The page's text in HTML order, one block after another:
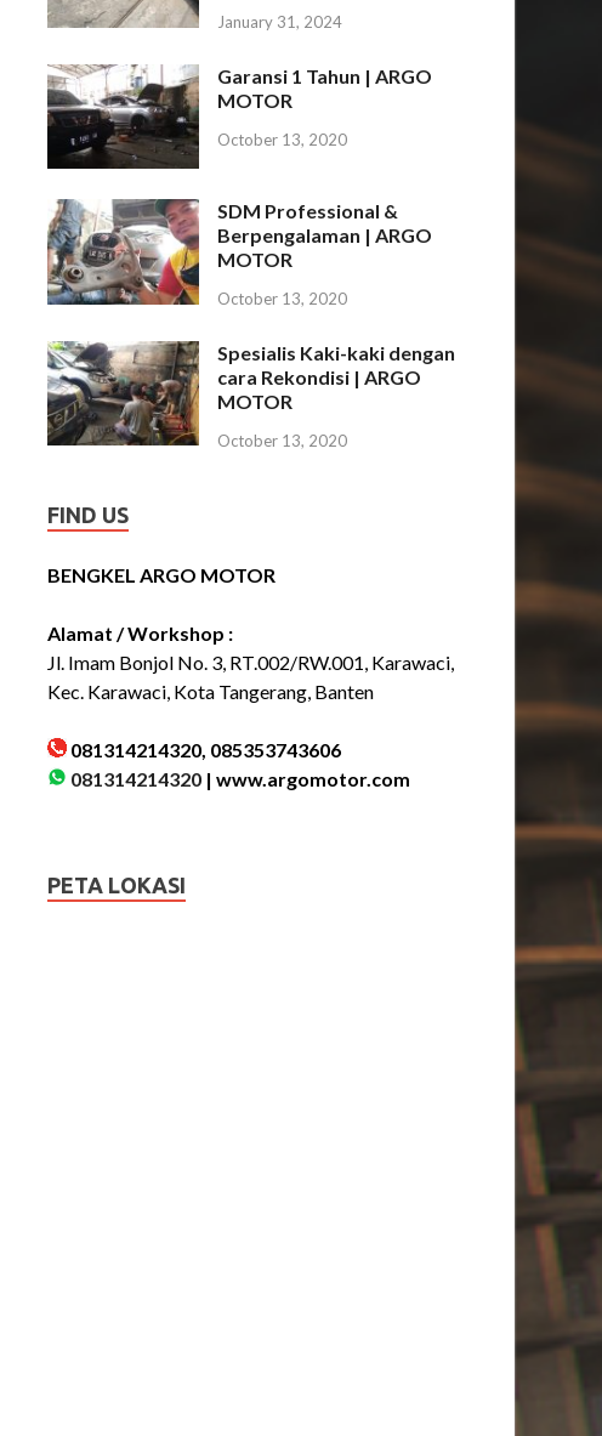
January 31, 2024
Garansi 1 Tahun | ARGO
MOTOR
October 13, 2020
SDM Professional &
Berpengalaman | ARGO
MOTOR
October 13, 2020
Spesialis Kaki-kaki dengan
cara Rekondisi | ARGO
MOTOR
October 13, 2020
FIND US
BENGKEL ARGO MOTOR
Alamat / Workshop :
Jl. Imam Bonjol No. 3, RT.002/RW.001, Karawaci,
Kec. Karawaci, Kota Tangerang, Banten
081314214320, 085353743606
081314214320 |www.argomotor.com
PETA LOKASI